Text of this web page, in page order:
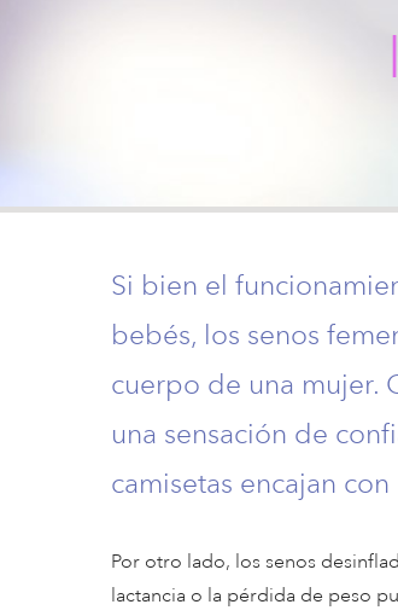
Si bien el
bebés, los senos
cuerpo de una mujer.
una sensación de
camisetas encajan
Por otro lado, los senos
lactancia o la pérdida de peso